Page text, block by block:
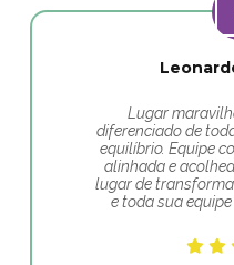
Lugar
diferenciado de
equilíbrio. Equipe
alinhada e
lugar de
e toda sua